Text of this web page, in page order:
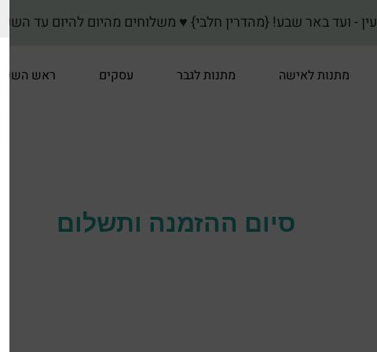
♥ משלוחים מהיום להיום עד השעה 15:00 לערי: פתח תקווה-גני תקווה-קרית אונו-גבעת
מתנות לאישה מתנות לגבר עסקים ראש השנה
סיום ההזמנה ותשלום